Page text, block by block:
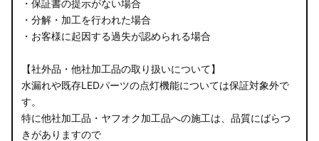
・保証書の提示がない場合
・分解・加工を行われた場合
・お客様に起因する過失が認められる場合
【社外品・他社加工品の取り扱いについて】
水漏れや既存LEDパーツの点灯機能については保証対象外で
す。
特に他社加工品・ヤフオク加工品への施工は、品質にばらつ
きがありますので